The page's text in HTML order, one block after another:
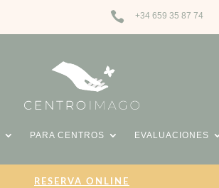
 +34 659 35 87 74
PARA CENTROS EVALUACIONES
RESERVA ONLINE